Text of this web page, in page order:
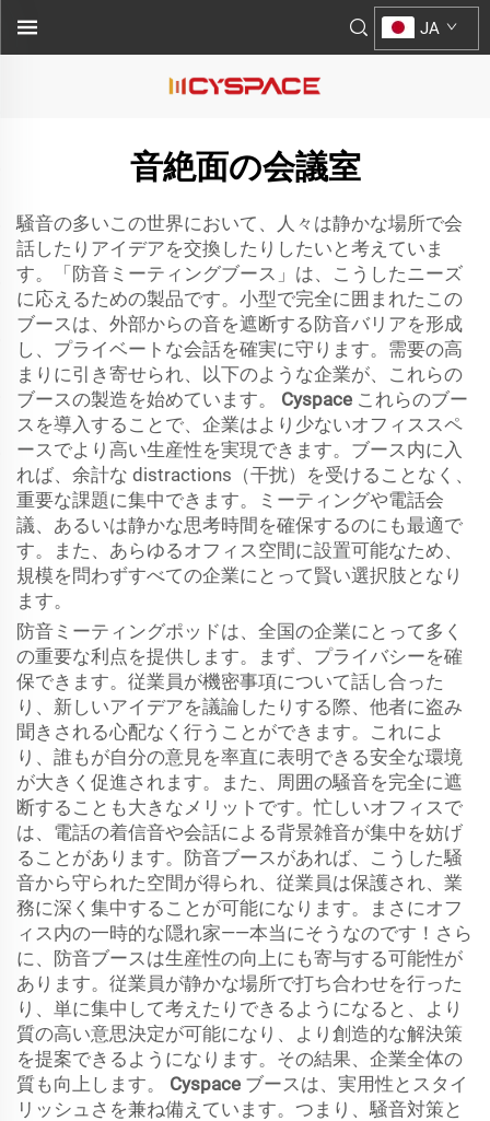
JA
音絶面の会議室
騒音の多いこの世界において、人々は静かな場所で会
話したりアイデアを交換したりしたいと考えていま
す。「防音ミーティングブース」は、こうしたニーズ
に応えるための製品です。小型で完全に囲まれたこの
ブースは、外部からの音を遮断する防音バリアを形成
し、プライベートな会話を確実に守ります。需要の高
まりに引き寄せられ、以下のような企業が、これらの
ブースの製造を始めています。 Cyspace これらのブー
スを導入することで、企業はより少ないオフィススペ
ースでより高い生産性を実現できます。ブース内に入
れば、余計な distractions（干扰）を受けることなく、
重要な課題に集中できます。ミーティングや電話会
議、あるいは静かな思考時間を確保するのにも最適で
す。また、あらゆるオフィス空間に設置可能なため、
規模を問わずすべての企業にとって賢い選択肢となり
ます。
防音ミーティングポッドは、全国の企業にとって多く
の重要な利点を提供します。まず、プライバシーを確
保できます。従業員が機密事項について話し合った
り、新しいアイデアを議論したりする際、他者に盗み
聞きされる心配なく行うことができます。これによ
り、誰もが自分の意見を率直に表明できる安全な環境
が大きく促進されます。また、周囲の騒音を完全に遮
断することも大きなメリットです。忙しいオフィスで
は、電話の着信音や会話による背景雑音が集中を妨げ
ることがあります。防音ブースがあれば、こうした騒
音から守られた空間が得られ、従業員は保護され、業
務に深く集中することが可能になります。まさにオフ
ィス内の一時的な隠れ家——本当にそうなのです！さら
に、防音ブースは生産性の向上にも寄与する可能性が
あります。従業員が静かな場所で打ち合わせを行った
り、単に集中して考えたりできるようになると、より
質の高い意思決定が可能になり、より創造的な解決策
を提案できるようになります。その結果、企業全体の
質も向上します。 Cyspace ブースは、実用性とスタイ
リッシュさを兼ね備えています。つまり、騒音対策と